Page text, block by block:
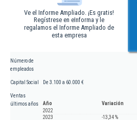
Ve el Informe Ampliado. ¡Es gratis!
Regístrese en eInforma y le
regalamos el Informe Ampliado de
esta empresa
Número de
empleados
Capital Social De 3.100 a 60.000 €
Ventas
últimos años
Año
Variación
2022
2023
-13,34 %